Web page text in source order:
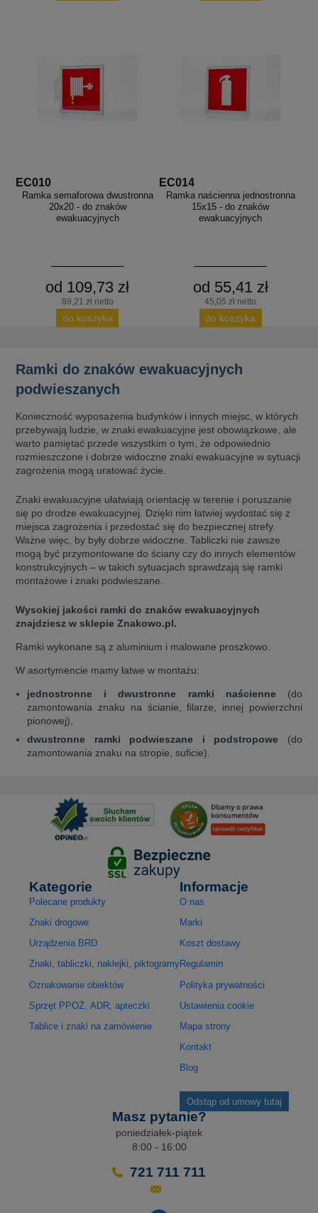
EC010
Ramka semaforowa dwustronna
20x20 - do znaków
ewakuacyjnych
od 109,73 zł
89,21 zł netto
do koszyka
EC014
Ramka naścienna jednostronna
15x15 - do znaków
ewakuacyjnych
od 55,41 zł
45,05 zł netto
do koszyka
Ramki do znaków ewakuacyjnych
podwieszanych
Konieczność wyposażenia budynków i innych miejsc, w których
przebywają ludzie, w znaki ewakuacyjne jest obowiązkowe, ale
warto pamiętać przede wszystkim o tym, że odpowiednio
rozmieszczone i dobrze widoczne znaki ewakuacyjne w sytuacji
zagrożenia mogą uratować życie.
Znaki ewakuacyjne ułatwiają orientację w terenie i poruszanie
się po drodze ewakuacyjnej. Dzięki nim łatwiej wydostać się z
miejsca zagrożenia i przedostać się do bezpiecznej strefy.
Ważne więc, by były dobrze widoczne. Tabliczki nie zawsze
mogą być przymontowane do ściany czy do innych elementów
konstrukcyjnych – w takich sytuacjach sprawdzają się ramki
montażowe i znaki podwieszane.
Wysokiej jakości ramki do znaków ewakuacyjnych
znajdziesz w sklepie Znakowo.pl.
Ramki wykonane są z aluminium i malowane proszkowo.
W asortymencie mamy łatwe w montażu:
jednostronne i dwustronne ramki naścienne(do
zamontowania znaku na ścianie, filarze, innej powierzchni
pionowej),
dwustronne ramki podwieszane i podstropowe (do
zamontowania znaku na stropie, suficie).
Kategorie
Polecane produkty
Znaki drogowe
Urządzenia BRD
Znaki, tabliczki, naklejki, piktogramy
Oznakowanie obiektów
Sprzęt PPOŻ, ADR, apteczki
Tablice i znaki na zamówienie
Informacje
O nas
Marki
Koszt dostawy
Regulamin
Polityka prywatności
Ustawienia cookie
Mapa strony
Kontakt
Blog
Odstąp od umowy tutaj
Masz pytanie?
poniedziałek-piątek
8:00 - 16:00
721 711 711